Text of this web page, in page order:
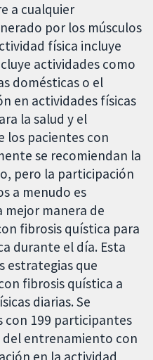
a cualquier
por los músculos
física incluye
actividades como
domésticas o el
en actividades físicas
la salud y el
los pacientes con
se recomiendan la
pero la participación
a menudo es
mejor manera de
fibrosis quística para
durante el día. Esta
estrategias que
fibrosis quística a
diarias. Se
con 199 participantes
entrenamiento con